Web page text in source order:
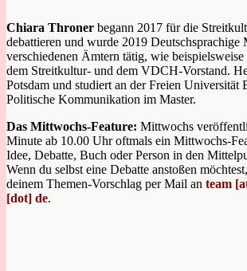
Chiara Throner begann 2017 für die
debattieren und wurde 2019 Deutschsprachige
verschiedenen Ämtern tätig, wie
dem Streitkultur- und dem VDCH-Vorstand.
Potsdam und studiert an der Freien Universität
Politische Kommunikation im Master.
Das Mittwochs-Feature: Mittwochs
Minute ab 10.00 Uhr oftmals ein Mittwochs-
Idee, Debatte, Buch oder Person in den
Wenn du selbst eine Debatte anstoßen
deinem Themen-Vorschlag per Mail an team
[dot] de.